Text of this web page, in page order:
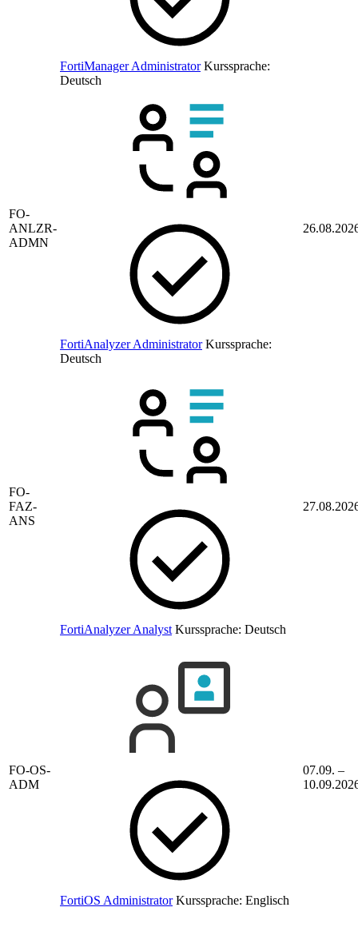
FortiManager Administrator Kurssprache:
Deutsch
FO-
ANLZR-
ADMN
FortiAnalyzer Administrator Kurssprache:
Deutsch
FO-
FAZ-
ANS
FortiAnalyzer Analyst Kurssprache: Deutsch
FO-OS-
ADM
FortiOS Administrator Kurssprache: Englisch
07.09. –